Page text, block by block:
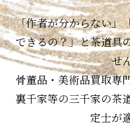
「作者が分からない」
できるの？」と茶道具
せ
骨董品・美術品買取専
裏千家等の三千家の茶
定士が